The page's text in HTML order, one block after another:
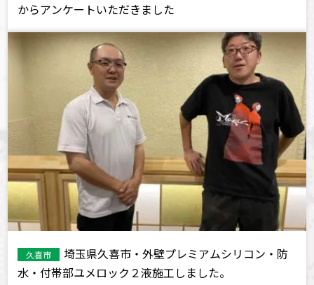
からアンケートいただきました
久喜市
埼玉県久喜市・外壁プレミアムシリコン・防
水・付帯部ユメロック２液施工しました。